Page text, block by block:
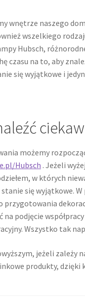
wnętrze naszego
wszelkiego
Hubsch,
czasu na to, aby
się wyjątkowe i
możemy
Hubsch . Jeżeli
w których
się wyjątkowe.
przygotowania
na podjęcie
Wszystko tak
jeżeli zależy
produkty,